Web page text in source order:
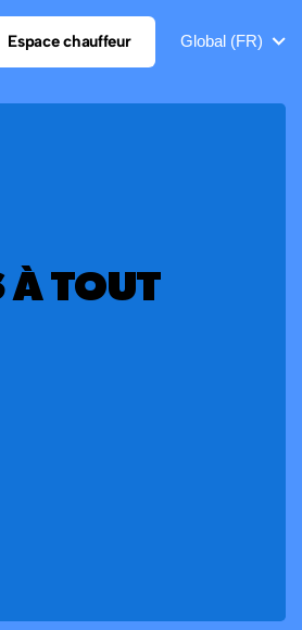
Espace chauffeur Global (FR)
À TOUT